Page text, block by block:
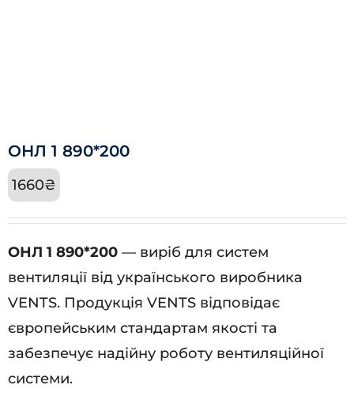
ОНЛ 1 890*200
1660₴
ОНЛ 1 890*200 — виріб для систем
вентиляції від українського виробника
VENTS. Продукція VENTS відповідає
європейським стандартам якості та
забезпечує надійну роботу вентиляційної
системи.